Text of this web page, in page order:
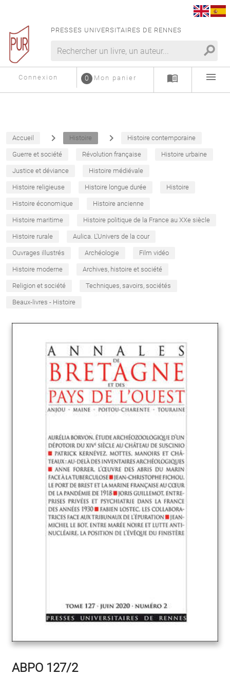
PRESSES UNIVERSITAIRES DE RENNES
search
Connexion Mon panier
0 menu_book menu
Accueil navigate_next Histoire navigate_next Histoire contemporaine
Guerre et société Révolution française Histoire urbaine
Justice et déviance Histoire médiévale
Histoire religieuse Histoire longue durée Histoire
Histoire économique Histoire ancienne
Histoire maritime Histoire politique de la France au XXe siècle
Histoire rurale Aulica. L'Univers de la cour
Ouvrages illustrés Archéologie Film vidéo
Histoire moderne Archives, histoire et société
Religion et société Techniques, savoirs, sociétés
Beaux-livres - Histoire
ABPO 127/2